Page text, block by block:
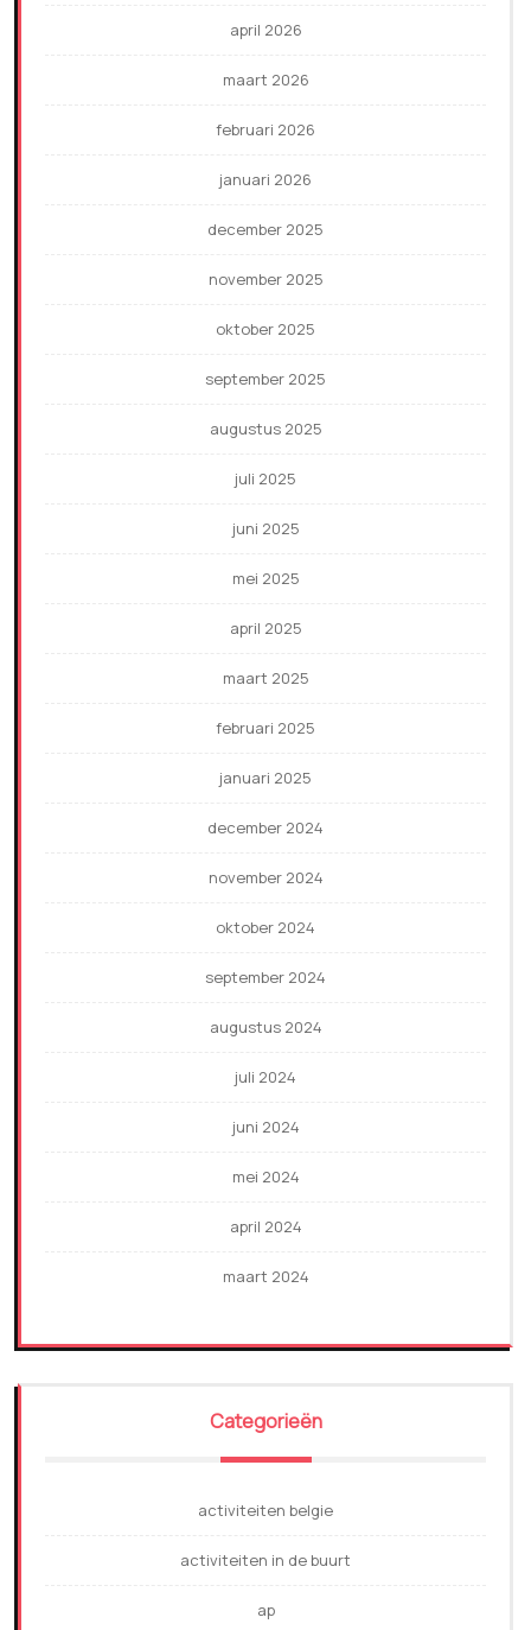
april 2026
maart 2026
februari 2026
januari 2026
december 2025
november 2025
oktober 2025
september 2025
augustus 2025
juli 2025
juni 2025
mei 2025
april 2025
maart 2025
februari 2025
januari 2025
december 2024
november 2024
oktober 2024
september 2024
augustus 2024
juli 2024
juni 2024
mei 2024
april 2024
maart 2024
Categorieën
activiteiten belgie
activiteiten in de buurt
ap